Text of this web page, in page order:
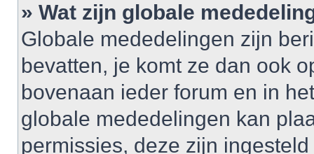
» Wat zijn globale
Globale mededelingen zijn
bevatten, je komt ze dan ook
bovenaan ieder forum en in
globale mededelingen kan
permissies, deze zijn